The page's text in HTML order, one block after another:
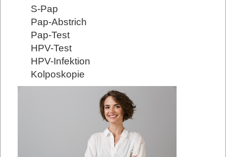
sfasdfsf
"Desfasdf"
asfsa
asfs
sfasdf
Unterseite 1 Unterseite 2 Unterseite 3 Unterseite 4
LINKS
Fachgesellschaften
IGeL-Monitor in Bearbeitung
IGeL-Ärger in Bearbeitung
Berufsverband Frauenärzte
S-Pap
Pap-Abstrich
Pap-Test
HPV-Test
HPV-Infektion
Kolposkopie